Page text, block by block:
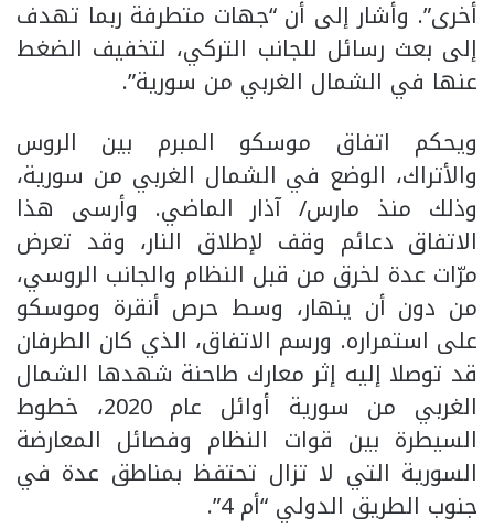
أخرى”. وأشار إلى أن “جهات متطرفة ربما تهدف
إلى بعث رسائل للجانب التركي، لتخفيف الضغط
عنها في الشمال الغربي من سورية”.
ويحكم اتفاق موسكو المبرم بين الروس
والأتراك، الوضع في الشمال الغربي من سورية،
وذلك منذ مارس/ آذار الماضي. وأرسى هذا
الاتفاق دعائم وقف لإطلاق النار، وقد تعرض
مرّات عدة لخرق من قبل النظام والجانب الروسي،
من دون أن ينهار، وسط حرص أنقرة وموسكو
على استمراره. ورسم الاتفاق، الذي كان الطرفان
قد توصلا إليه إثر معارك طاحنة شهدها الشمال
الغربي من سورية أوائل عام 2020، خطوط
السيطرة بين قوات النظام وفصائل المعارضة
السورية التي لا تزال تحتفظ بمناطق عدة في
جنوب الطريق الدولي “أم 4”.